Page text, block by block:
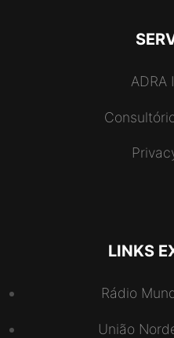
ADRA
LINKS
Rádio
União